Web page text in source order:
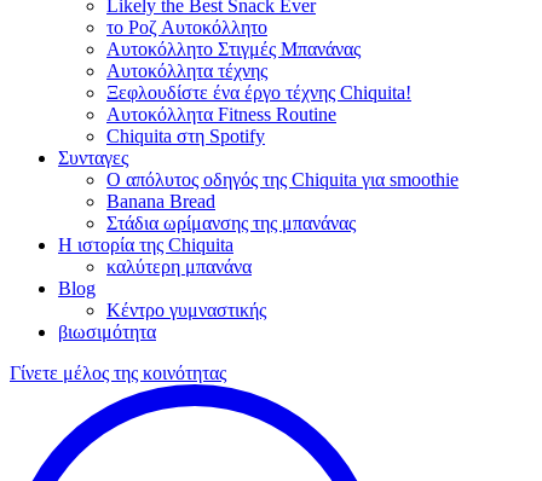
Likely the Best Snack Ever
το Ροζ Αυτοκόλλητο
Αυτοκόλλητο Στιγμές Μπανάνας
Αυτοκόλλητα τέχνης
Ξεφλουδίστε ένα έργο τέχνης Chiquita!
Αυτοκόλλητα Fitness Routine
Chiquita στη Spotify
Συνταγες
Ο απόλυτος οδηγός της Chiquita για smoothie
Banana Bread
Στάδια ωρίμανσης της μπανάνας
Η ιστορία της Chiquita
καλύτερη μπανάνα
Blog
Κέντρο γυμναστικής
βιωσιμότητα
Γίνετε μέλος της κοινότητας